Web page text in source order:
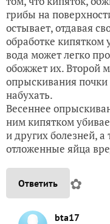
грибы на
остывает, отдавая
обработке кипятком
вода может легко
обожжет их. Второй
опрыскивания
набухать.
Весеннее
ним кипятком
и других болезней, а
отложенные яйца
Ответить ✿
bta17